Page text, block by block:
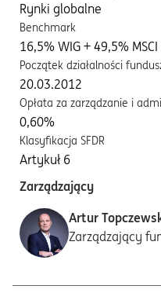
Rynki globalne
Benchmark
16,5% WIG + 49,5%
Początek działalności
20.03.2012
Opłata za zarządzanie i
0,60%
Klasyfikacja SFDR
Artykuł 6
Zarządzający
Artur
Zarządzający